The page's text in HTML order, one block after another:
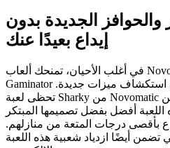
والحوافز الجديدة بدون
إيداع بعيدًا عنك
في أغلب الأحيان، تمنحك ألعاب Novomatic-
Gaminator فرصًا أكبر للربح وتتيح لك استكشاف ميزات جديدة.
تحظى لعبة Sharky من Novomatic بشعبية واسعة بين العديد من
أفضل بفضل تصميمها المبتكر
بأقصى درجات المتعة من منازلهم.
تضمن أيضًا ازدياد شعبية هذه اللعبة